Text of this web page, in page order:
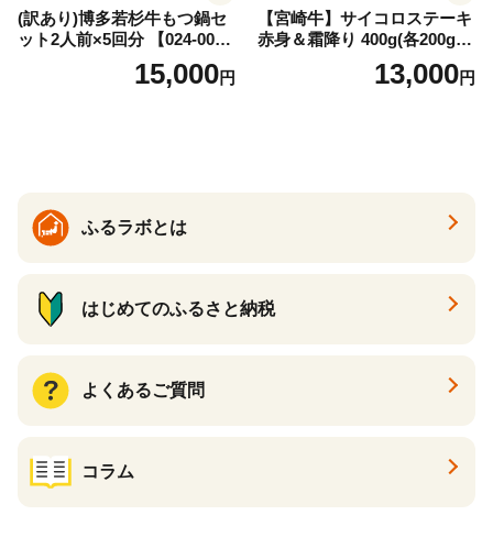
(訳あり)博多若杉牛もつ鍋セ
ット2人前×5回分 【024-002
15,000円
【宮崎牛】サイコロステーキ
赤身＆霜降り 400g(各200g×
１P 計2P) 真空パック 冷凍
13,000円
ふるラボとは
はじめてのふるさと納税
よくあるご質問
コラム